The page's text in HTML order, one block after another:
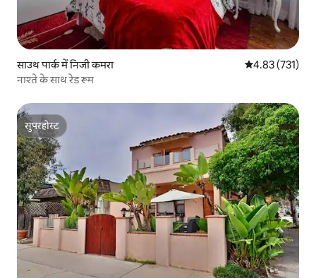
साउथ पार्क में निजी कमरा औसत रेटिंग 5 में से
4.83 (731)
नाश्ते के साथ रेड रूम
सुपरहोस्ट
सुपरहोस्ट